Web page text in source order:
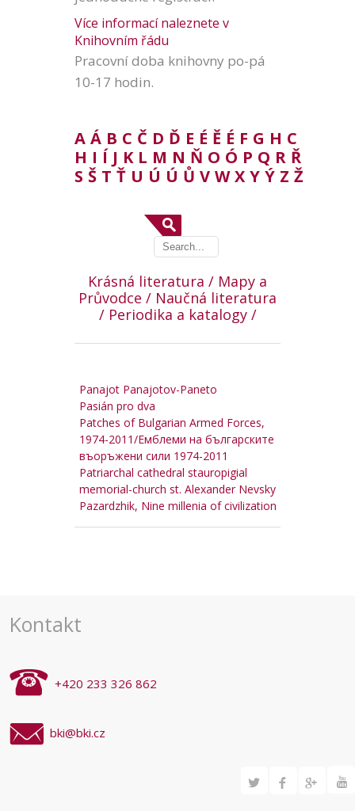
Více informací naleznete v
Knihovním řádu
Pracovní doba knihovny po-pá
10-17 hodin.
A Á B C Č D Ď E É Ě É F G H C
H I Í J K L M N Ň O Ó P Q R Ř
S Š T Ť U Ú Ú Ů V WX Y Ý Z Ž
Krásná literatura / Mapy a
Průvodce / Naučná literatura
/ Periodika a katalogy /
Panajot Panajotov-Paneto
Pasián pro dva
Patches of Bulgarian Armed Forces,
1974-2011/Емблеми на българските
въоръжени сили 1974-2011
Patriarchal cathedral stauropigial
memorial-church st. Alexander Nevsky
Pazardzhik, Nine millenia of civilization
Kontakt
+420 233 326 862
bki@bki.cz